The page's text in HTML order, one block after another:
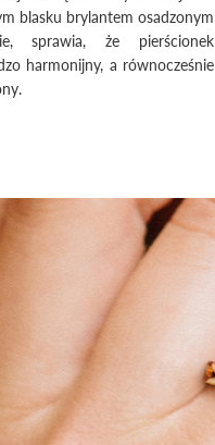
blasku brylantem osadzonym
sprawia, że pierścionek
harmonijny, a równocześnie